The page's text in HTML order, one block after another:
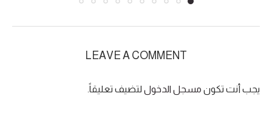
LEAVE A COMMENT
يجب أنت تكون مسجل الدخول لتضيف تعليقاً.